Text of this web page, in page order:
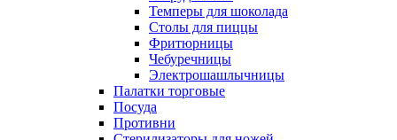
Темперы для шоколада
Столы для пиццы
Фритюрницы
Чебуречницы
Электрошашлычницы
Палатки торговые
Посуда
Противни